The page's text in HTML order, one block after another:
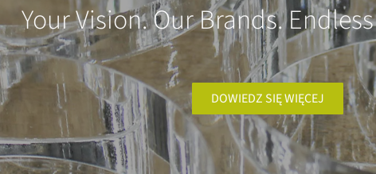
Your Vision. Our Brands.
DOWIEDZ SIĘ WIĘCEJ